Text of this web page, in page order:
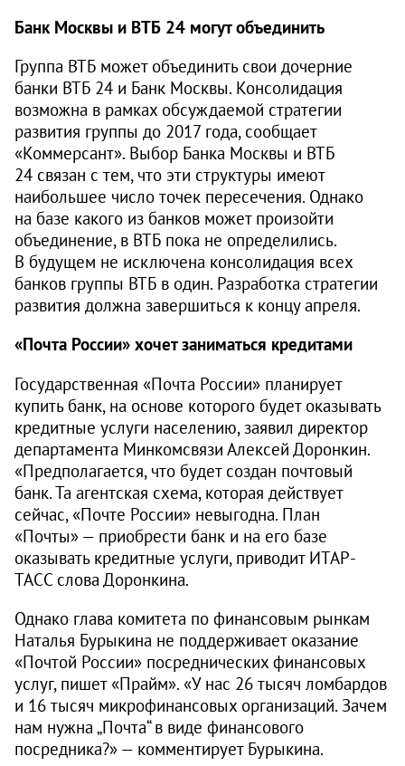
Банк Москвы и ВТБ 24 могут объединить
Группа ВТБ может объединить свои дочерние
банки ВТБ 24 и Банк Москвы. Консолидация
возможна в рамках обсуждаемой стратегии
развития группы до 2017 года, сообщает
«Коммерсант». Выбор Банка Москвы и ВТБ
24 связан с тем, что эти структуры имеют
наибольшее число точек пересечения. Однако
на базе какого из банков может произойти
объединение, в ВТБ пока не определились.
В будущем не исключена консолидация всех
банков группы ВТБ в один. Разработка стратегии
развития должна завершиться к концу апреля.
«Почта России» хочет заниматься кредитами
Государственная «Почта России» планирует
купить банк, на основе которого будет оказывать
кредитные услуги населению, заявил директор
департамента Минкомсвязи Алексей Доронкин.
«Предполагается, что будет создан почтовый
банк. Та агентская схема, которая действует
сейчас, «Почте России» невыгодна. План
«Почты» — приобрести банк и на его базе
оказывать кредитные услуги, приводит ИТАР-
ТАСС слова Доронкина.
Однако глава комитета по финансовым рынкам
Наталья Бурыкина не поддерживает оказание
«Почтой России» посреднических финансовых
услуг, пишет «Прайм». «У нас 26 тысяч ломбардов
и 16 тысяч микрофинансовых организаций. Зачем
нам нужна „Почта“ в виде финансового
посредника?» — комментирует Бурыкина.